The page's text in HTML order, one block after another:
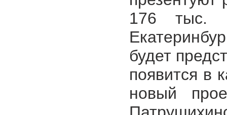
176 тыс.
будет
появится в
новый